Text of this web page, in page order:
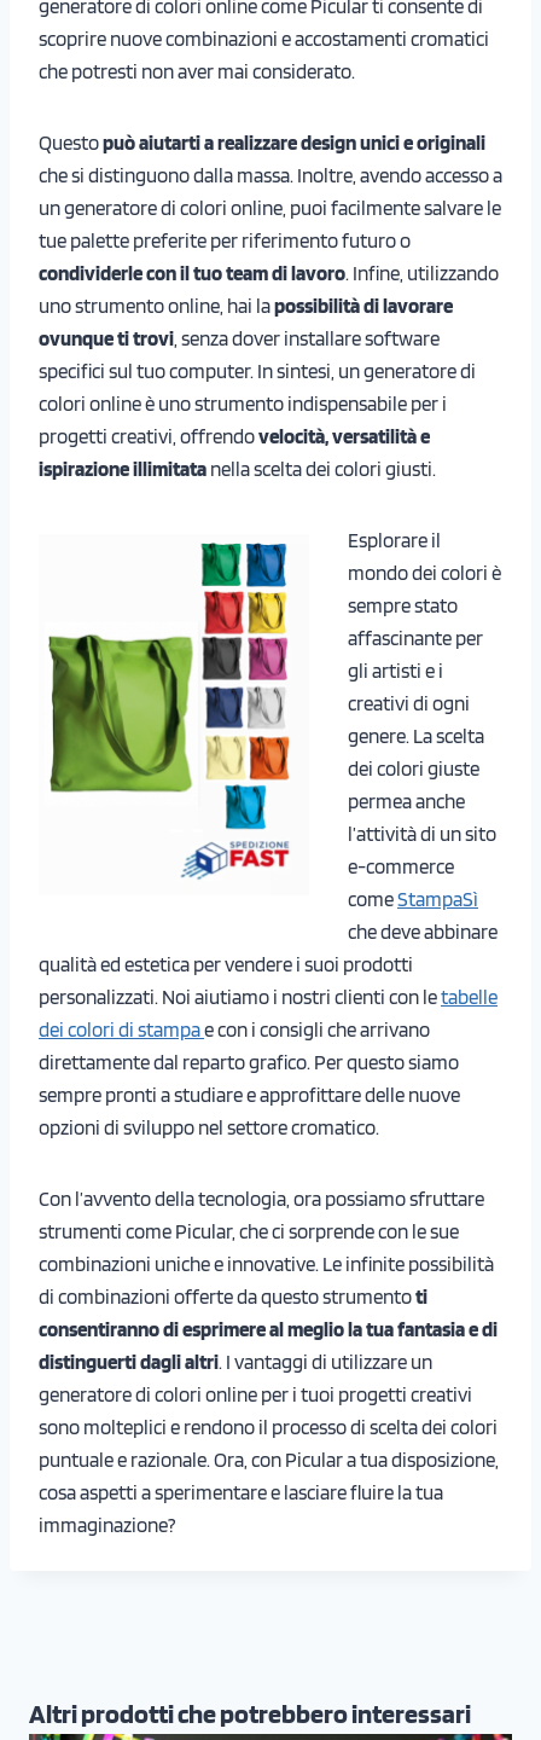
generatore di colori online come Picular ti consente di
scoprire nuove combinazioni e accostamenti cromatici
che potresti non aver mai considerato.
Questopuò aiutarti a realizzare design unici e originali
che si distinguono dalla massa. Inoltre, avendo accesso a
un generatore di colori online, puoi facilmente salvare le
tue palette preferite per riferimento futuro o
condividerle con il tuo team di lavoro. Infine, utilizzando
uno strumento online, hai lapossibilità di lavorare
ovunque ti trovi , senza dover installare software
specifici sul tuo computer. In sintesi, un generatore di
colori online è uno strumento indispensabile per i
progetti creativi, offrendovelocità, versatilità e
ispirazione illimitata nella scelta dei colori giusti.
Esplorare il
mondo dei colori è
sempre stato
affascinante per
gli artisti e i
creativi di ogni
genere. La scelta
dei colori giuste
permea anche
l’attività di un sito
e-commerce
comeStampaSì
che deve abbinare
qualità ed estetica per vendere i suoi prodotti
personalizzati. Noi aiutiamo i nostri clienti con letabelle
dei colori di stampae con i consigli che arrivano
direttamente dal reparto grafico. Per questo siamo
sempre pronti a studiare e approfittare delle nuove
opzioni di sviluppo nel settore cromatico.
Con l’avvento della tecnologia, ora possiamo sfruttare
strumenti come Picular, che ci sorprende con le sue
combinazioni uniche e innovative. Le infinite possibilità
di combinazioni offerte da questo strumentoti
consentiranno di esprimere al meglio la tua fantasia e di
distinguerti dagli altri. I vantaggi di utilizzare un
generatore di colori online per i tuoi progetti creativi
sono molteplici e rendono il processo di scelta dei colori
puntuale e razionale. Ora, con Picular a tua disposizione,
cosa aspetti a sperimentare e lasciare fluire la tua
immaginazione?
Altri prodotti che potrebbero interessari